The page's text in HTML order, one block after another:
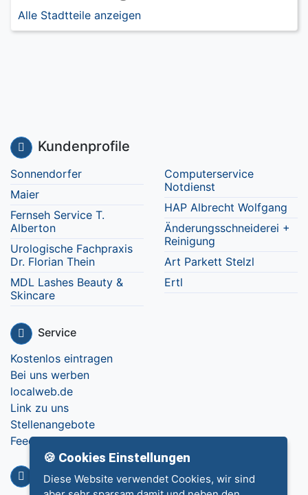
Alle Stadtteile anzeigen
Kundenprofile
Sonnendorfer
Maier
Fernseh Service T.
Alberton
Urologische Fachpraxis
Dr. Florian Thein
MDL Lashes Beauty &
Skincare
Computerservice
Notdienst
HAP Albrecht Wolfgang
Änderungsschneiderei +
Reinigung
Art Parkett Stelzl
Ertl
Service
Kostenlos eintragen
Bei uns werben
localweb.de
Link zu uns
Stellenangebote
Feedback
Info
🍪 Cookies Einstellungen
Diese Website verwendet Cookies, wir sind